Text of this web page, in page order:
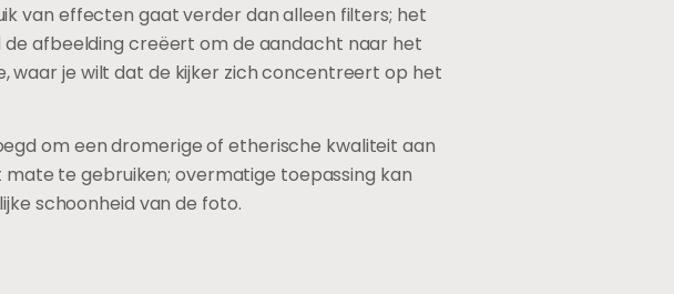
van effecten gaat verder dan alleen filters; het
afbeelding creëert om de aandacht naar het
waar je wilt dat de kijker zich concentreert op het
om een dromerige of etherische kwaliteit aan
te gebruiken; overmatige toepassing kan
schoonheid van de foto.